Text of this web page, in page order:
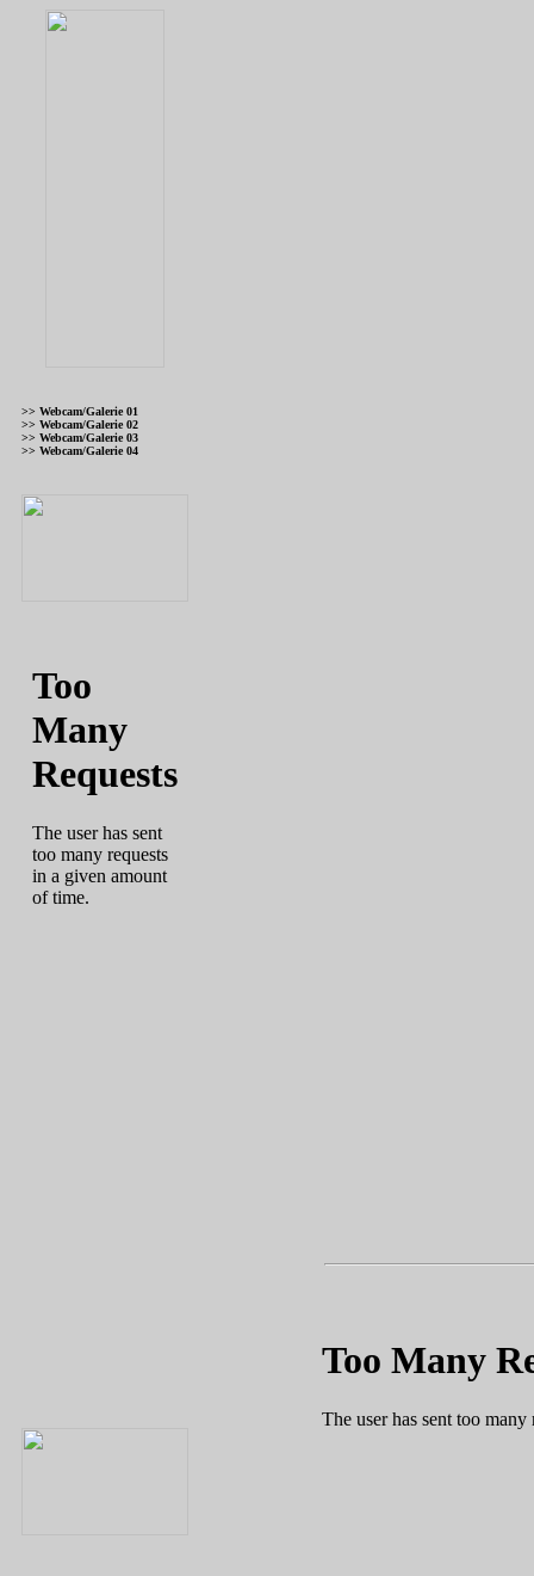
>> Webcam/Galerie 01
>> Webcam/Galerie 02
>> Webcam/Galerie 03
>> Webcam/Galerie 04